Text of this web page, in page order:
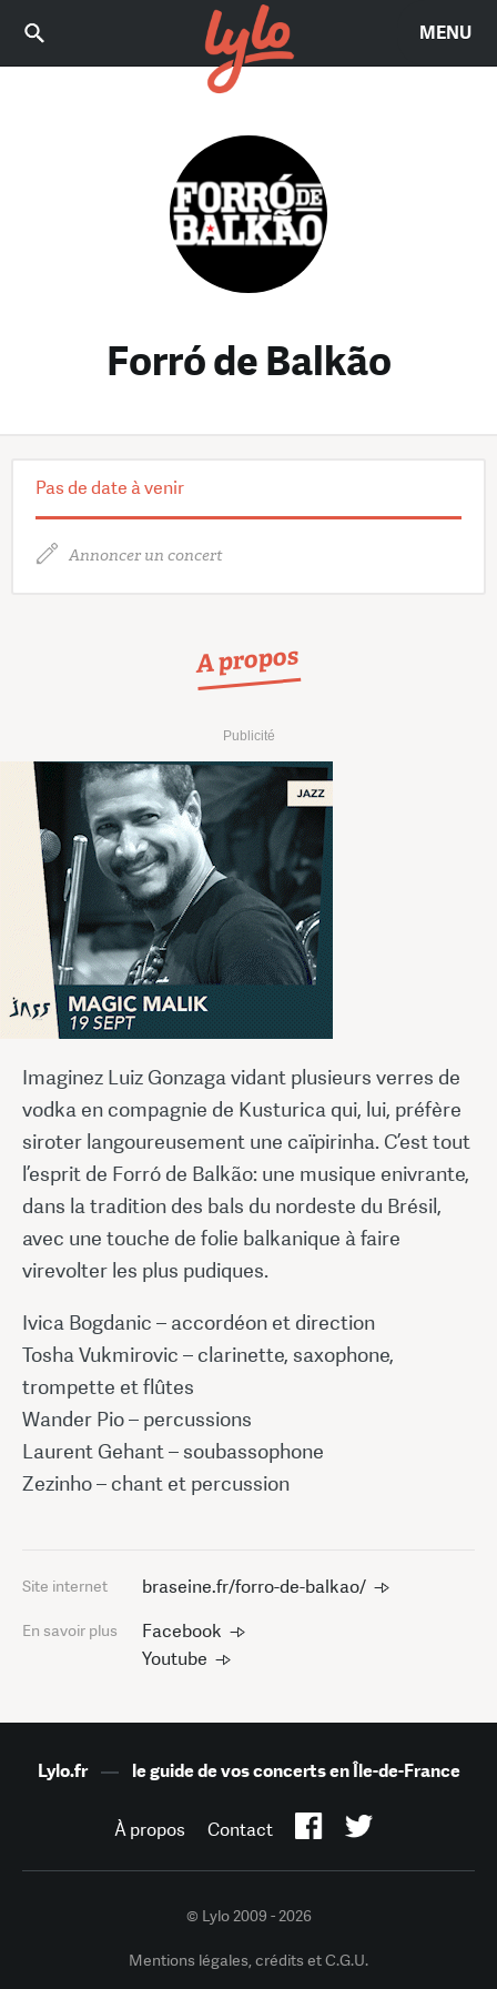
MENU
Forró de Balkão
Pas de date à venir
Annoncer un concert
A propos
Publicité
Imaginez Luiz Gonzaga vidant plusieurs verres de
vodka en compagnie de Kusturica qui, lui, préfère
siroter langoureusement une caïpirinha. C’est tout
l’esprit de Forró de Balkão: une musique enivrante,
dans la tradition des bals du nordeste du Brésil,
avec une touche de folie balkanique à faire
virevolter les plus pudiques.
Ivica Bogdanic – accordéon et direction
Tosha Vukmirovic – clarinette, saxophone,
trompette et flûtes
Wander Pio – percussions
Laurent Gehant – soubassophone
Zezinho – chant et percussion
Site internet braseine.fr/forro-de-balkao/
En savoir plus
Facebook
Youtube
Lylo.fr— le guide de vos concerts en Île-de-France
À propos Contact
© Lylo 2009 - 2026
Mentions légales, crédits et C.G.U.